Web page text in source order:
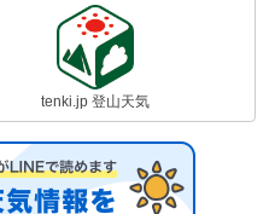
tenki.jp 登山天気